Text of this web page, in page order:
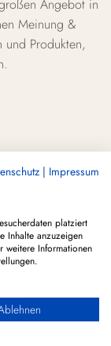
Angebot in
Meinung &
und Produkten,
Arzneimittel! CBD Öl
Sie immer
wie CBD Öl
zur Wirkungsweise
| Impressum
platziert
Inhalte anzuzeigen
weitere Informationen